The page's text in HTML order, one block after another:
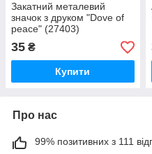
Закатний металевий
значок з друком "Dove of
peace" (27403)
35 ₴
Купити
Про нас
99% позитивних з 111